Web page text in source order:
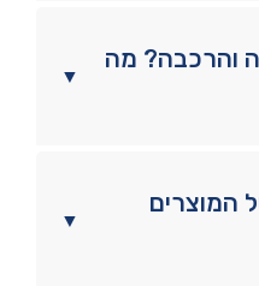
▼
והרכבה? מה
▼
המוצרים